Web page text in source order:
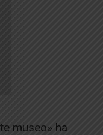
museo» ha